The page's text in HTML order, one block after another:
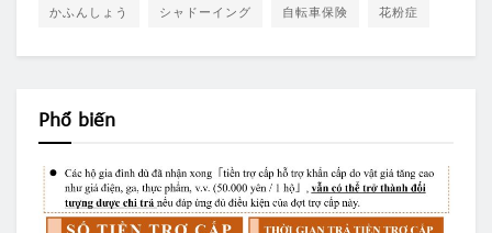
かふんしょう シャドーイング 自転車保険 花粉症
Phổ biến